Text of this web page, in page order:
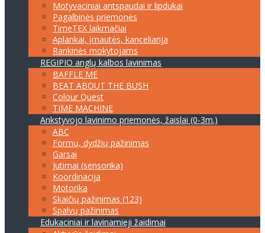
Motyvaciniai antspaudai ir lipdukai
Pagalbinės priemonės
TimeTEX laikmačiai
Aplankai, įmautės, kanceliarija
Rankinės mokytojams
REGIPIO anglų kalbos lavinimas
BAFFLE ME
BEAT ABOUT THE BUSH
Colour Quest
TIME MACHINE
Ankstyvojo lavinimo priemonės, žaislai (0-3m.)
ABC
Formų, dydžių pažinimas
Garsai
Jutimai (sensorika)
Koordinacija
Motorika
Skaičių pažinimas (123)
Spalvų pažinimas
Edukaciniai ir lavinamieji žaidimai